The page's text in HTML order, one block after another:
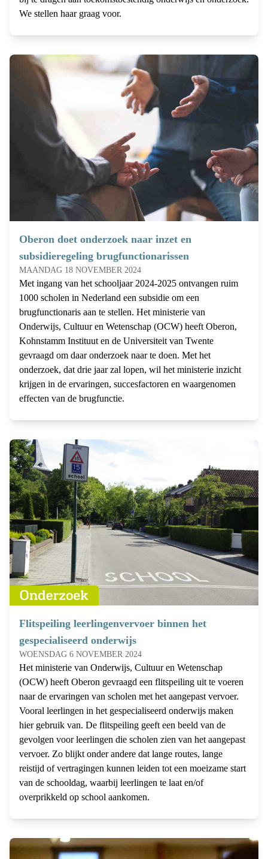
We stellen haar graag voor.
Oberon doet onderzoek naar inzet en
subsidieregeling brugfunctionarissen
MAANDAG 18 NOVEMBER 2024
Met ingang van het schooljaar 2024-2025 ontvangen ruim
1000 scholen in Nederland een subsidie om een
brugfunctionaris aan te stellen. Het ministerie van
Onderwijs, Cultuur en Wetenschap (OCW) heeft Oberon,
Kohnstamm Instituut en de Universiteit van Twente
gevraagd om daar onderzoek naar te doen. Met het
onderzoek, dat drie jaar zal lopen, wil het ministerie inzicht
krijgen in de ervaringen, succesfactoren en waargenomen
effecten van de brugfunctie.
Flitspeiling leerlingenvervoer binnen het
gespecialiseerd onderwijs
WOENSDAG 6 NOVEMBER 2024
Het ministerie van Onderwijs, Cultuur en Wetenschap
(OCW) heeft Oberon gevraagd een flitspeiling uit te voeren
naar de ervaringen van scholen met het aangepast vervoer.
Vooral leerlingen in het gespecialiseerd onderwijs maken
hier gebruik van. De flitspeiling geeft een beeld van de
gevolgen voor leerlingen die scholen zien van het aangepast
vervoer. Zo blijkt onder andere dat lange routes, lange
reistijd of vertragingen kunnen leiden tot een moeizame start
van de schooldag, waarbij leerlingen te laat en/of
overprikkeld op school aankomen.